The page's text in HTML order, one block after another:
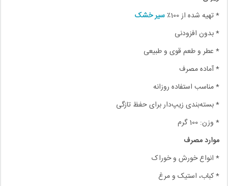
* تهیه شده از 100٪
سیر خشک
* بدون افزودنی
* عطر و طعم قوی و طبیعی
* آماده مصرف
* مناسب استفاده روزانه
* بسته‌بندی زیپ‌دار برای حفظ تازگی
* وزن: 100 گرم
موارد مصرف
* انواع خورش و خوراک
* کباب، استیک و مرغ